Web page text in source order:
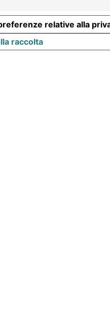
raccolta
relative alla